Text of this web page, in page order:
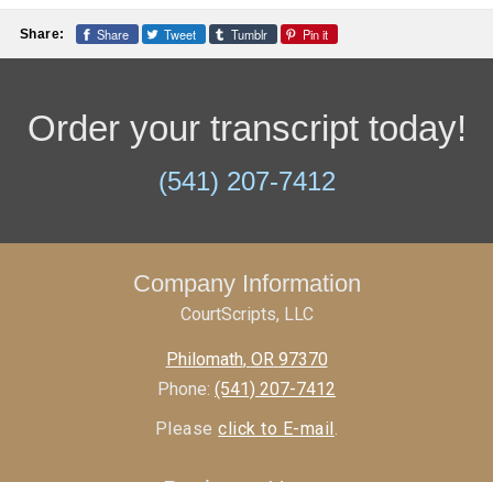
Share: Share Tweet Tumblr Pin it
Order your transcript today!
(541) 207-7412
Company Information
CourtScripts, LLC
Philomath, OR 97370
Phone: (541) 207-7412
Pleaseclick to E-mail .